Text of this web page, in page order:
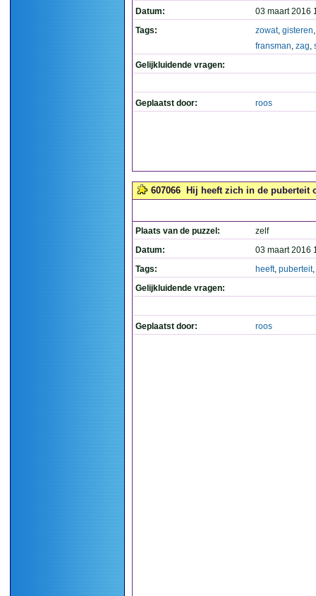
Datum:
03 maart 2016
Tags:
zowat, gisteren
fransman, zag,
Gelijkluidende vragen:
Geplaatst door: roos
607066 Hij heeft zich in de puberteit
Plaats van de puzzel:
zelf
Datum:
03 maart 2016
Tags:
heeft, puberteit,
Gelijkluidende vragen:
Geplaatst door: roos